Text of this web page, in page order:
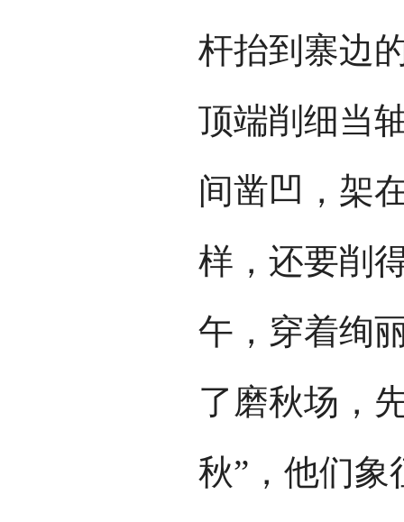
杆抬到寨边
顶端削细当
间凿凹，架
样，还要削
午，穿着绚
了磨秋场，
秋”，他们